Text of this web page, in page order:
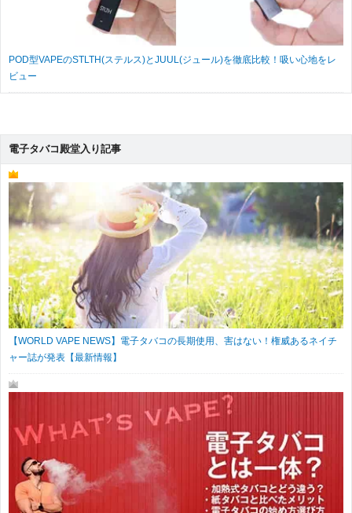
POD型VAPEのSTLTH(ステルス)とJUUL(ジュール)を徹底比較！吸い心地をレ
ビュー
電子タバコ殿堂入り記事
【WORLD VAPE NEWS】電子タバコの長期使用、害はない！権威あるネイチ
ャー誌が発表【最新情報】